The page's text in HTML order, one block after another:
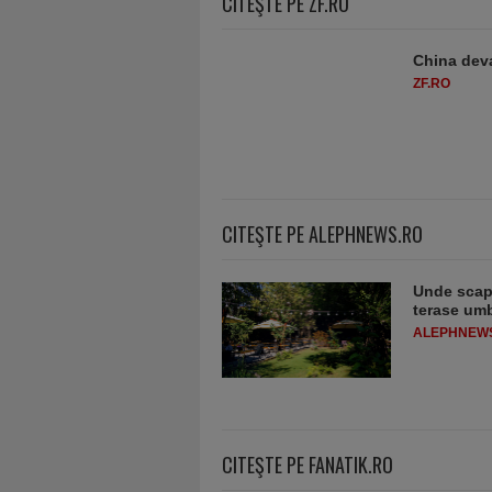
China
ZF.RO
CITEŞTE PE ALEPHNEWS.RO
Unde
terase
CITEŞTE PE FANATIK.RO